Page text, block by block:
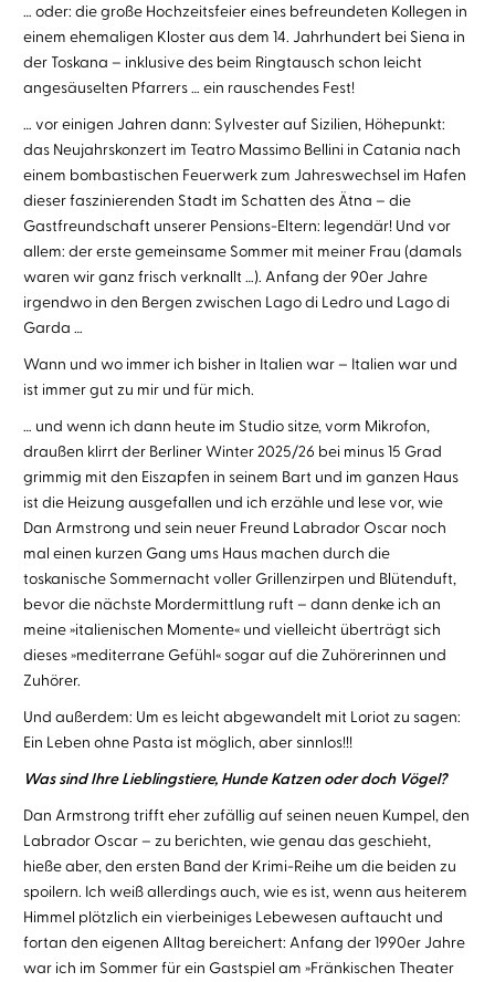
… oder: die große Hochzeitsfeier eines befreundeten Kollegen in
einem ehemaligen Kloster aus dem 14. Jahrhundert bei Siena in
der Toskana – inklusive des beim Ringtausch schon leicht
angesäuselten Pfarrers … ein rauschendes Fest!
… vor einigen Jahren dann: Sylvester auf Sizilien, Höhepunkt:
das Neujahrskonzert im Teatro Massimo Bellini in Catania nach
einem bombastischen Feuerwerk zum Jahreswechsel im Hafen
dieser faszinierenden Stadt im Schatten des Ätna – die
Gastfreundschaft unserer Pensions-Eltern: legendär! Und vor
allem: der erste gemeinsame Sommer mit meiner Frau (damals
waren wir ganz frisch verknallt …). Anfang der 90er Jahre
irgendwo in den Bergen zwischen Lago di Ledro und Lago di
Garda …
Wann und wo immer ich bisher in Italien war – Italien war und
ist immer gut zu mir und für mich.
… und wenn ich dann heute im Studio sitze, vorm Mikrofon,
draußen klirrt der Berliner Winter 2025/26 bei minus 15 Grad
grimmig mit den Eiszapfen in seinem Bart und im ganzen Haus
ist die Heizung ausgefallen und ich erzähle und lese vor, wie
Dan Armstrong und sein neuer Freund Labrador Oscar noch
mal einen kurzen Gang ums Haus machen durch die
toskanische Sommernacht voller Grillenzirpen und Blütenduft,
bevor die nächste Mordermittlung ruft – dann denke ich an
meine »italienischen Momente« und vielleicht überträgt sich
dieses »mediterrane Gefühl« sogar auf die Zuhörerinnen und
Zuhörer.
Und außerdem: Um es leicht abgewandelt mit Loriot zu sagen:
Ein Leben ohne Pasta ist möglich, aber sinnlos!!!
Was sind Ihre Lieblingstiere, Hunde Katzen oder doch Vögel?
Dan Armstrong trifft eher zufällig auf seinen neuen Kumpel, den
Labrador Oscar – zu berichten, wie genau das geschieht,
hieße aber, den ersten Band der Krimi-Reihe um die beiden zu
spoilern. Ich weiß allerdings auch, wie es ist, wenn aus heiterem
Himmel plötzlich ein vierbeiniges Lebewesen auftaucht und
fortan den eigenen Alltag bereichert: Anfang der 1990er Jahre
war ich im Sommer für ein Gastspiel am »Fränkischen Theater